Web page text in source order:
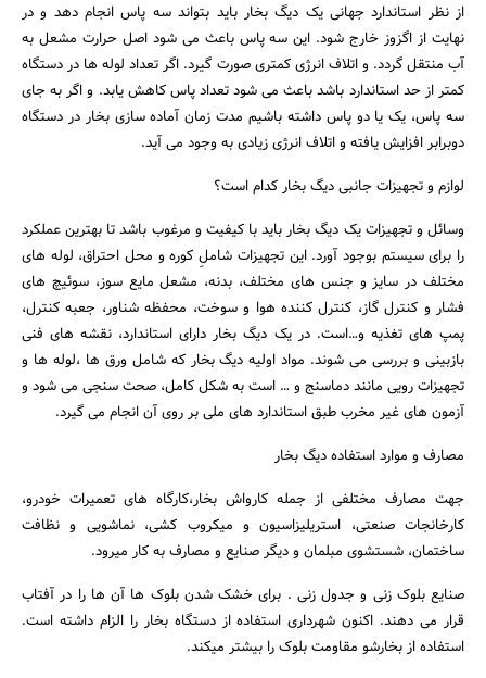
از نظر استاندارد جهانی یک دیگ بخار باید بتواند سه پاس انجام دهد و در
نهایت از اگزوز خارج شود. این سه پاس باعث می شود اصل حرارت مشعل به
آب منتقل گردد. و اتلاف انرژی کمتری صورت گیرد. اگر تعداد لوله ها در دستگاه
کمتر از حد استاندارد باشد باعث می شود تعداد پاس کاهش یابد. و اگر به جای
سه پاس، یک یا دو پاس داشته باشیم مدت زمان آماده سازی بخار در دستگاه
دوبرابر افزایش یافته و اتلاف انرژی زیادی به وجود می آید.
لوازم و تجهیزات جانبی دیگ بخار کدام است؟
وسائل و تجهیزات یک دیگ بخار باید با کیفیت و مرغوب باشد تا بهترین عملکرد
را برای سیستم بوجود آورد. این تجهیزات شاملِ کوره و محل احتراق، لوله های
مختلف در سایز و جنس های مختلف، بدنه، مشعل مایع سوز، سوئیچ های
فشار و کنترل گاز، کنترل کننده هوا و سوخت، محفظه شناور، جعبه کنترل،
پمپ های تغذیه و…است. در یک دیگ بخار دارای استاندارد، نقشه های فنی
بازبینی و بررسی می شوند. مواد اولیه دیگ بخار که شامل ورق ها ،لوله ها و
تجهیزات رویی مانند دماسنج و … است به شکل کامل، صحت سنجی می شود و
آزمون های غیر مخرب طبق استاندارد های ملی بر روی آن انجام می گیرد.
مصارف و موارد استفاده دیگ بخار
جهت مصارف مختلفی از جمله کارواش بخار،کارگاه های تعمیرات خودرو،
کارخانجات صنعتی، استریلیزاسیون و میکروب کشی، نماشویی و نظافت
ساختمان، شستشوی مبلمان و دیگر صنایع و مصارف به کار میرود.
صنایع بلوک زنی و جدول زنی . برای خشک شدن بلوک ها آن ها را در آفتاب
قرار می دهند. اکنون شهرداری استفاده از دستگاه بخار را الزام داشته است.
استفاده از بخارشو مقاومت بلوک را بیشتر میکند.